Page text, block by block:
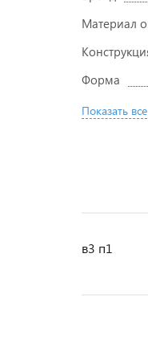
Материал
Форма
Показать все
в3 п1